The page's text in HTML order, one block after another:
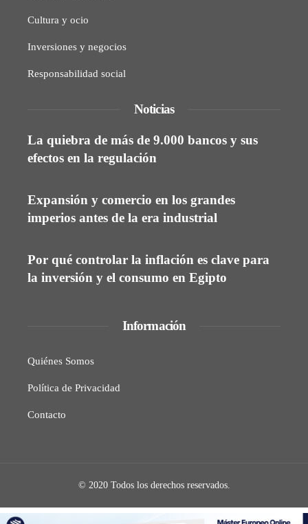
Cultura y ocio
Inversiones y negocios
Responsabilidad social
Noticias
La quiebra de más de 9.000 bancos y sus
efectos en la regulación
Expansión y comercio en los grandes
imperios antes de la era industrial
Por qué controlar la inflación es clave para
la inversión y el consumo en Egipto
Información
Quiénes Somos
Política de Privacidad
Contacto
© 2020 Todos los derechos reservados.